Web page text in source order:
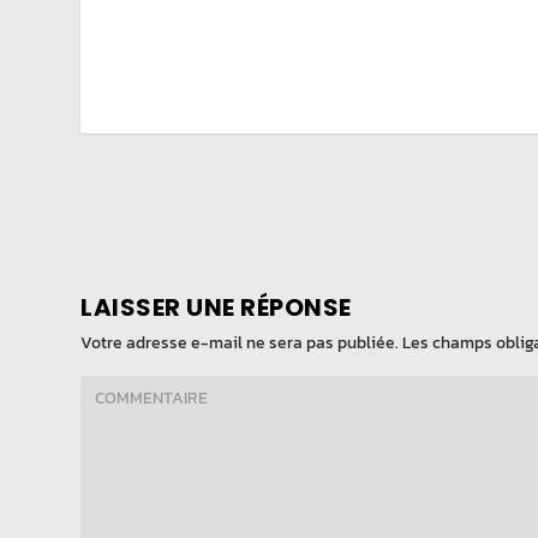
LAISSER UNE RÉPONSE
Votre adresse e-mail ne sera pas publiée. Les champs